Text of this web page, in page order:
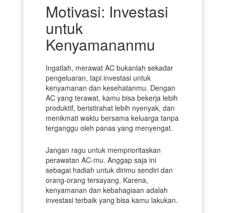
Motivasi: Investasi
untuk
Kenyamananmu
Ingatlah, merawat AC bukanlah sekadar
pengeluaran, tapi investasi untuk
kenyamanan dan kesehatanmu. Dengan
AC yang terawat, kamu bisa bekerja lebih
produktif, beristirahat lebih nyenyak, dan
menikmati waktu bersama keluarga tanpa
terganggu oleh panas yang menyengat.
Jangan ragu untuk memprioritaskan
perawatan AC-mu. Anggap saja ini
sebagai hadiah untuk dirimu sendiri dan
orang-orang tersayang. Karena,
kenyamanan dan kebahagiaan adalah
investasi terbaik yang bisa kamu lakukan.